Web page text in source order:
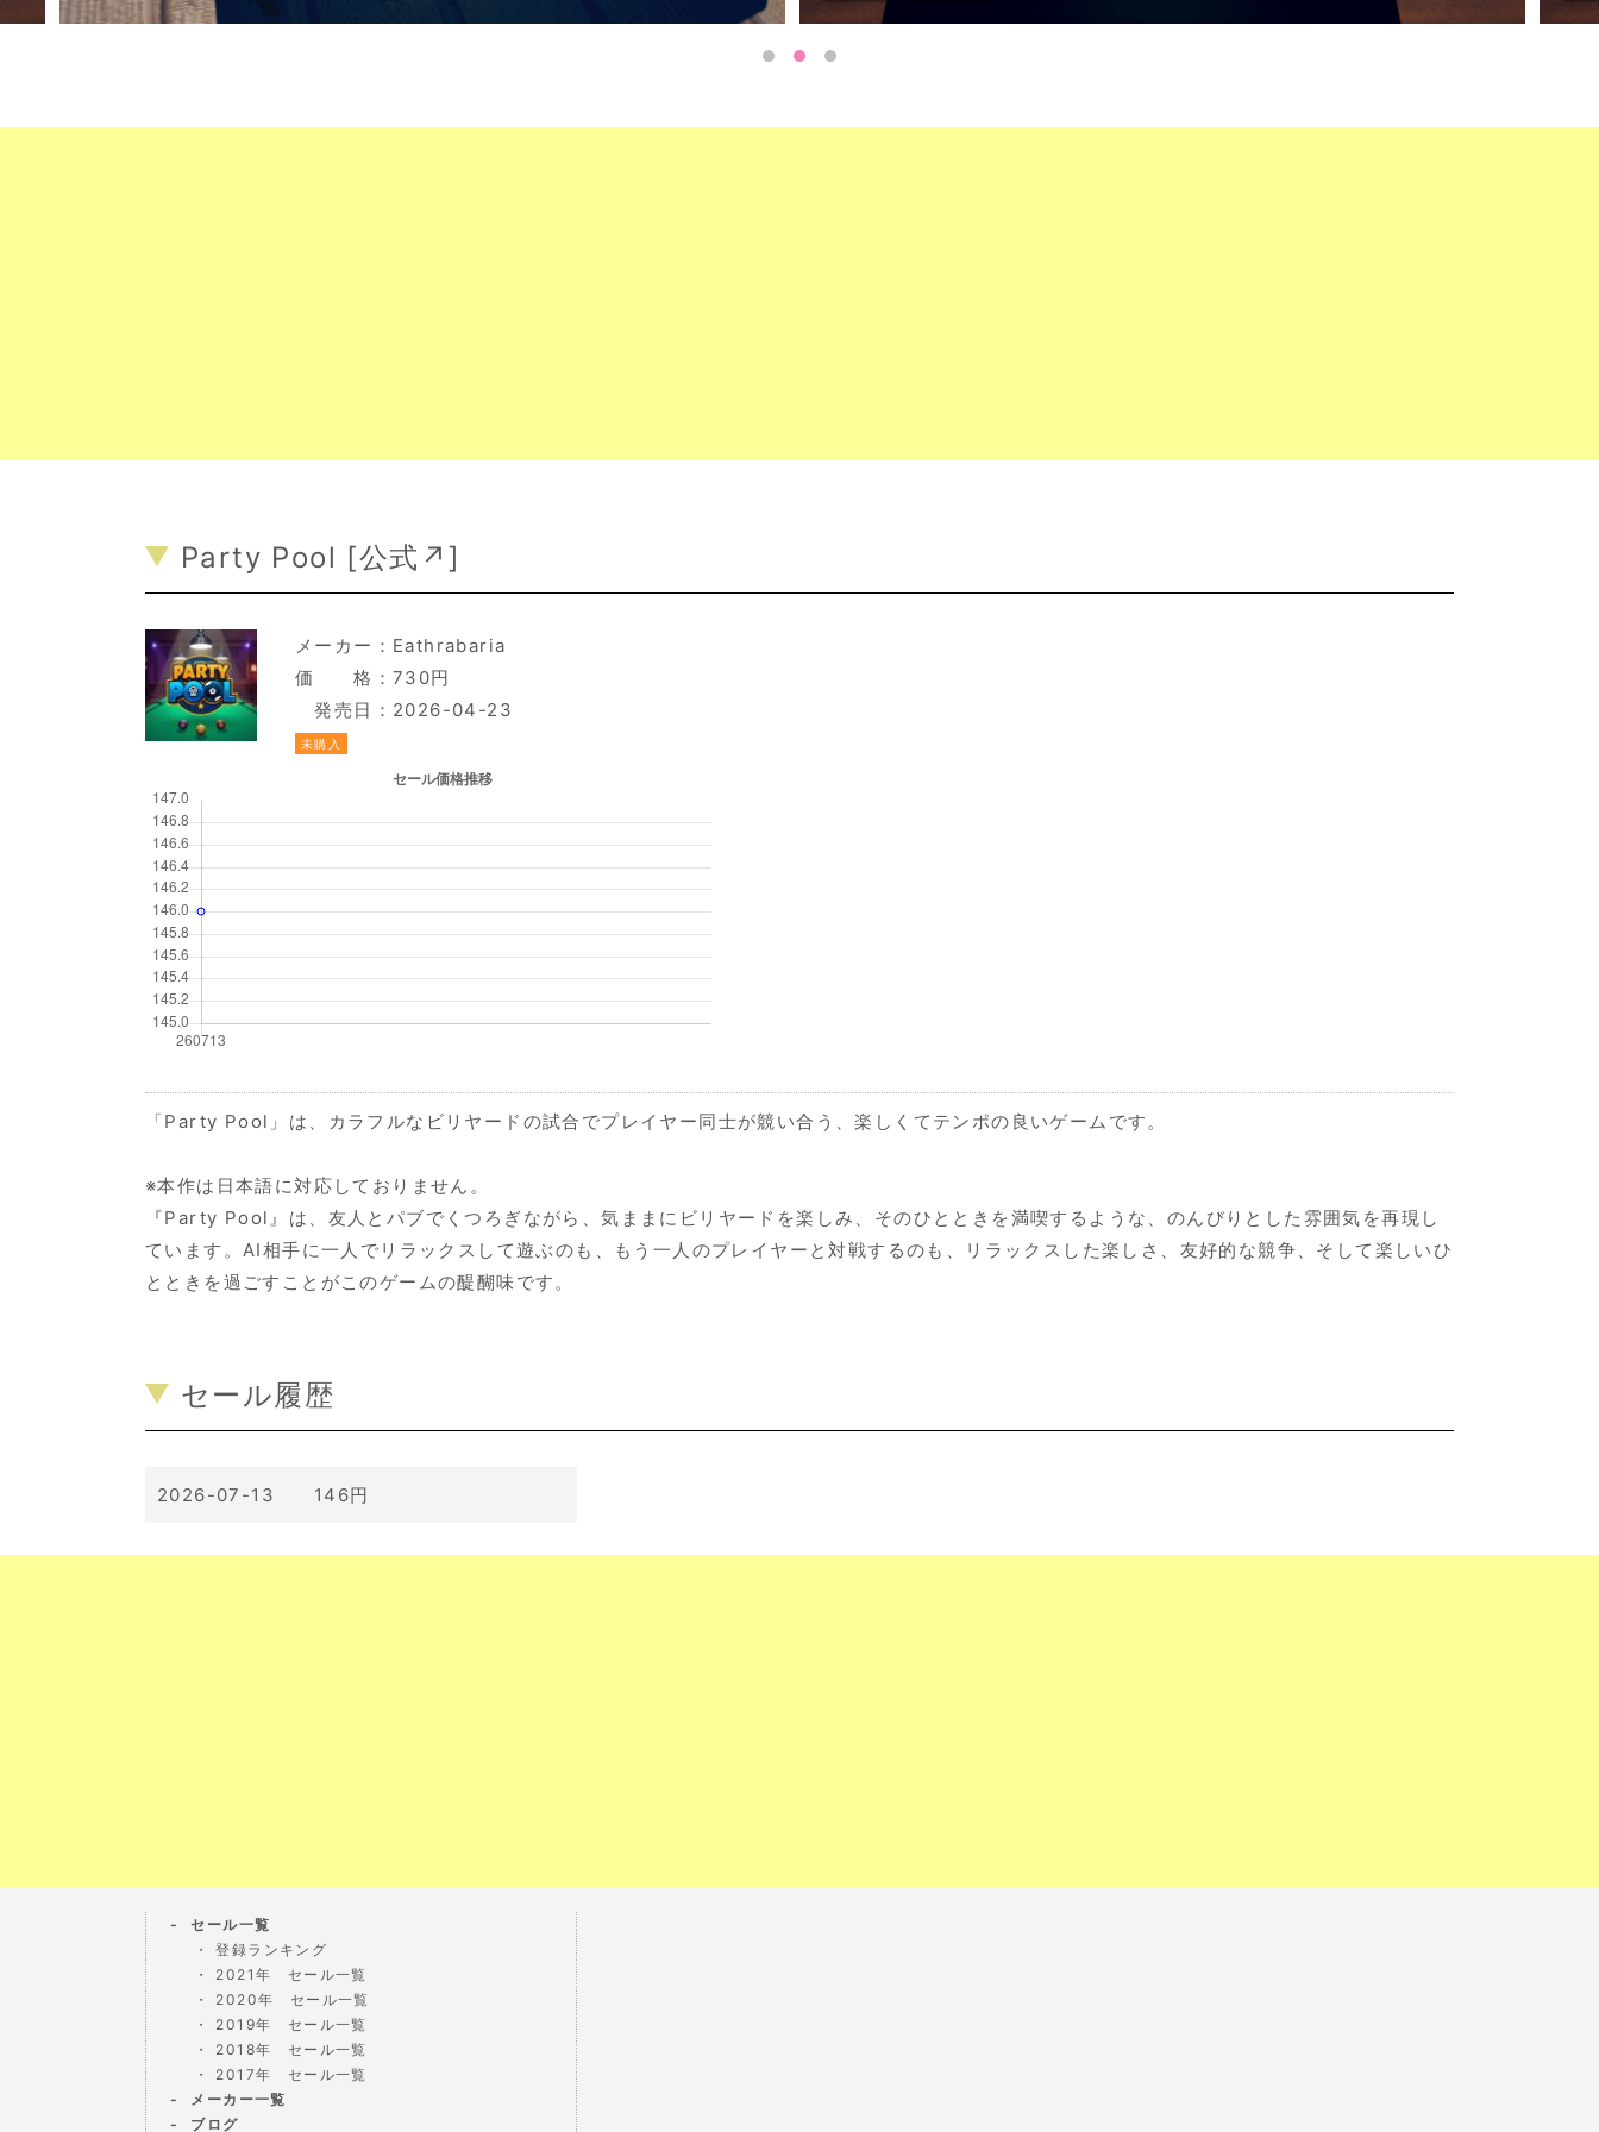
Party Pool [公式↗]
メーカー： Eathrabaria
価 格：730円
発売日：2026-04-23
未購入
「Party Pool」は、カラフルなビリヤードの試合でプレイヤー同士が競い合う、楽しくてテンポの良いゲームです。
※本作は日本語に対応しておりません。
『Party Pool』は、友人とパブでくつろぎながら、気ままにビリヤードを楽しみ、そのひとときを満喫するような、のんびりとした雰囲気を再現し
ています。AI相手に一人でリラックスして遊ぶのも、もう一人のプレイヤーと対戦するのも、リラックスした楽しさ、友好的な競争、そして楽しいひ
とときを過ごすことがこのゲームの醍醐味です。
セール履歴
2026-07-13 146円
セール一覧
登録ランキング
2021年 セール一覧
2020年 セール一覧
2019年 セール一覧
2018年 セール一覧
2017年 セール一覧
メーカー一覧
ブログ